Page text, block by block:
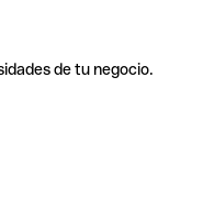
de tu negocio.